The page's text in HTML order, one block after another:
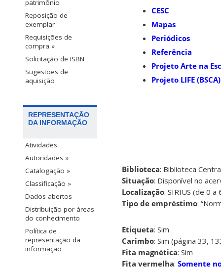
patrimônio
Reposição de
exemplar
Requisições de
compra »
Solicitação de ISBN
Sugestões de
aquisição
REPRESENTAÇÃO
DA INFORMAÇÃO
Atividades
Autoridades »
Catalogação »
Classificação »
Dados abertos
Distribuição por áreas
do conhecimento
Política de
representação da
informação
CESC
Mapas
Periódicos
Referência
Projeto Arte na
Projeto LIFE (BSCA)
Biblioteca: Biblioteca
Situação: Disponível no
Localização: SIRIUS (de 0 a
Tipo de empréstimo:
Etiqueta: Sim
Carimbo: Sim (página 33,
Fita magnética: Sim
Fita vermelha: Somente